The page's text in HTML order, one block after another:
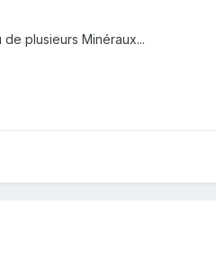
plusieurs Minéraux...